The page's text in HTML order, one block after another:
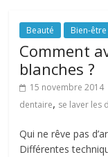
Beauté Bien-être
Comment
blanches ?
15 novembre 2014
dentaire, se laver les
Qui ne rêve pas
Différentes